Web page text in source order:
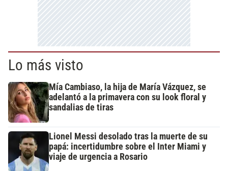
Lo más visto
Mía Cambiaso, la hija de María Vázquez, se
adelantó a la primavera con su look floral y
sandalias de tiras
Lionel Messi desolado tras la muerte de su
papá: incertidumbre sobre el Inter Miami y
viaje de urgencia a Rosario